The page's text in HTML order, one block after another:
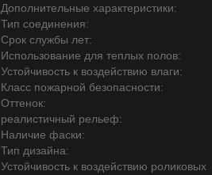
Дополнительные характеристики:
Тип соединения:
Срок службы лет:
Использование для теплых полов:
Устойчивость к воздействию влаги:
Класс пожарной безопасности:
Оттенок:
реалистичный рельеф:
Наличие фаски:
Тип дизайна:
Устойчивость к воздействию роликовых